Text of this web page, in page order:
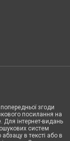
згоди
посилання на
Для інтернет-видань
систем
в тексті або в